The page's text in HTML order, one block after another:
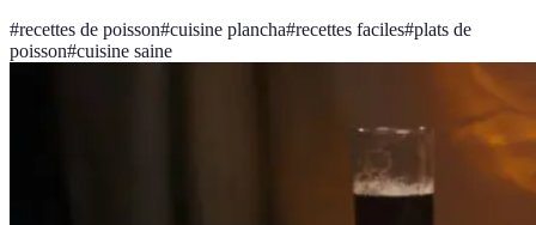
#recettes de poisson#cuisine plancha#recettes faciles#plats de
poisson#cuisine saine